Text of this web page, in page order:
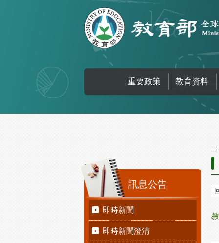
重要政策 教育資料
:::
訊息公告
即時新聞
即時新聞澄清
:::